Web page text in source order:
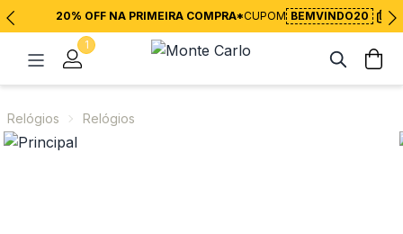
20% OFF NA PRIMEIRA COMPRA*CUPOM BEMVINDO20
1
Relógios Relógios